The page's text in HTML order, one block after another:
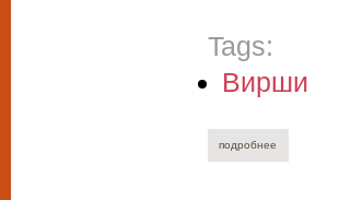
Tags:
Вирши
подробнее